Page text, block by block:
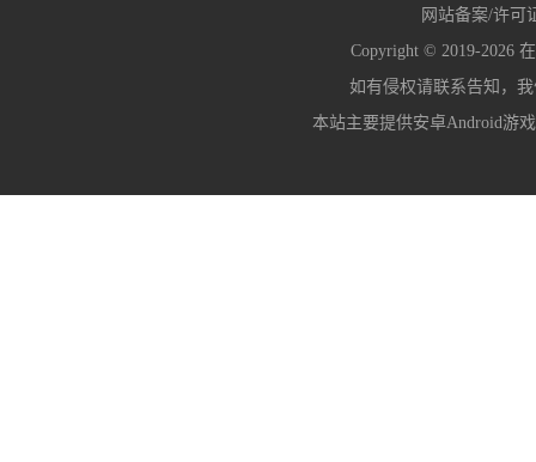
网站备案/许可
Copyright © 2019-2026
如有侵权请联系告知，
本站主要提供安卓Android游